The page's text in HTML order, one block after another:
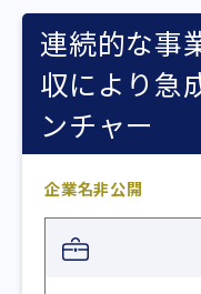
連続的な事
収により急
ンチャー
企業名非公開